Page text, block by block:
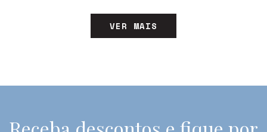
VER MAIS